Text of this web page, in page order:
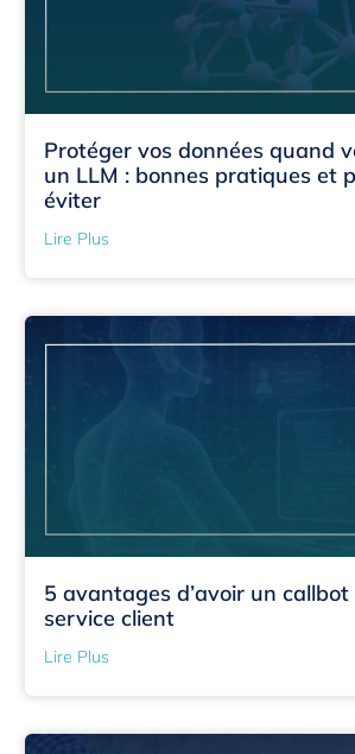
Protéger vos données quand
un LLM : bonnes pratiques et
éviter
Lire Plus
5 avantages d’avoir un
service client
Lire Plus